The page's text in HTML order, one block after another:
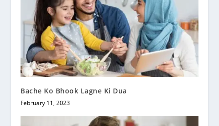
Bache Ko Bhook Lagne Ki Dua
February 11, 2023